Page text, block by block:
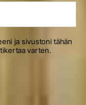
ja sivustoni tähän
varten.